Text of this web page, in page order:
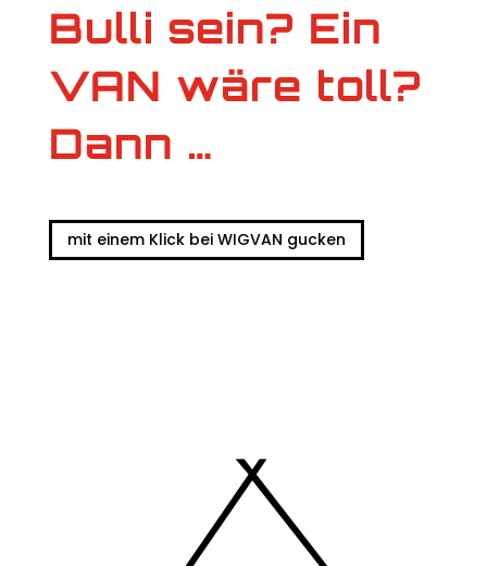
Bulli sein? Ein
VAN wäre toll?
Dann …
mit einem Klick bei WIGVAN gucken